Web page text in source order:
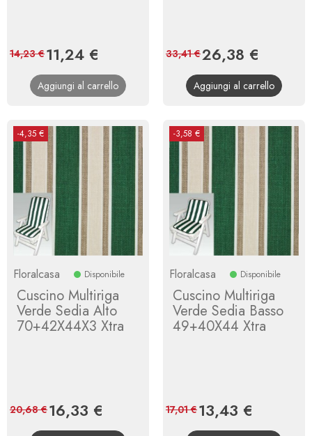
Prezzo
11,24 €
base
14,23 €
Aggiungi al carrello
Prezzo
26,38 €
base
33,41 €
Aggiungi al carrello
-4,35 €
Floralcasa Disponibile
Cuscino Multiriga
Verde Sedia Alto
70+42X44X3 Xtra
Prezzo
16,33 €
base
20,68 €
-3,58 €
Floralcasa Disponibile
Cuscino Multiriga
Verde Sedia Basso
49+40X44 Xtra
Prezzo
13,43 €
base
17,01 €